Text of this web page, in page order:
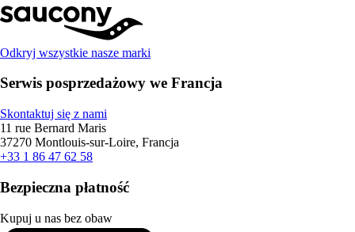
Odkryj wszystkie nasze marki
Serwis posprzedażowy we Francja
Skontaktuj się z nami
11 rue Bernard Maris
37270 Montlouis-sur-Loire, Francja
+33 1 86 47 62 58
Bezpieczna płatność
Kupuj u nas bez obaw